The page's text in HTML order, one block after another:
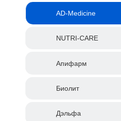
AD-Medicine
NUTRI-CARE
Апифарм
Биолит
Дэльфа